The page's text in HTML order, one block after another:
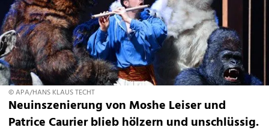
© APA/HANS KLAUS TECHT
Neuinszenierung von Moshe Leiser und
Patrice Caurier blieb hölzern und unschlüssig.